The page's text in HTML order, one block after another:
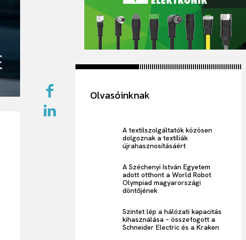
Olvasóinknak
A textilszolgáltatók közösen
dolgoznak a textíliák
újrahasznosításáért
A Széchenyi István Egyetem
adott otthont a World Robot
Olympiad magyarországi
döntőjének
Szintet lép a hálózati kapacitás
kihasználása – összefogott a
Schneider Electric és a Kraken